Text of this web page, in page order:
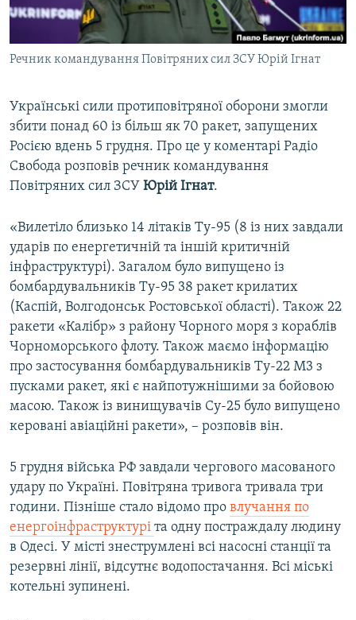
УКРАЇНСЬКА ПРОБЛЕМА КРИМУ
ІНФОГРАФІКА
Усі сайти RFE/RL
Речник командування Повітряних сил ЗСУ Юрій Ігнат
Українські сили протиповітряної оборони змогли
збити понад 60 із більш як 70 ракет, запущених
Росією вдень 5 грудня. Про це у коментарі Радіо
Свобода розповів речник командування
Повітряних сил ЗСУ Юрій Ігнат.
«Вилетіло близько 14 літаків Ту-95 (8 із них завдали
ударів по енергетичній та іншій критичній
інфраструктурі). Загалом було випущено із
бомбардувальників Ту-95 38 ракет крилатих
(Каспій, Волгодонськ Ростовської області). Також 22
ракети «Калібр» з району Чорного моря з кораблів
Чорноморського флоту. Також маємо інформацію
про застосування бомбардувальників Ту-22 М3 з
пусками ракет, які є найпотужнішими за бойовою
масою. Також із винищувачів Су-25 було випущено
керовані авіаційні ракети», – розповів він.
5 грудня війська РФ завдали чергового масованого
удару по Україні. Повітряна тривога тривала три
години. Пізніше стало відомо про влучання по
енергоінфраструктурі та одну постраждалу людину
в Одесі. У місті знеструмлені всі насосні станції та
резервні лінії, відсутнє водопостачання. Всі міські
котельні зупинені.